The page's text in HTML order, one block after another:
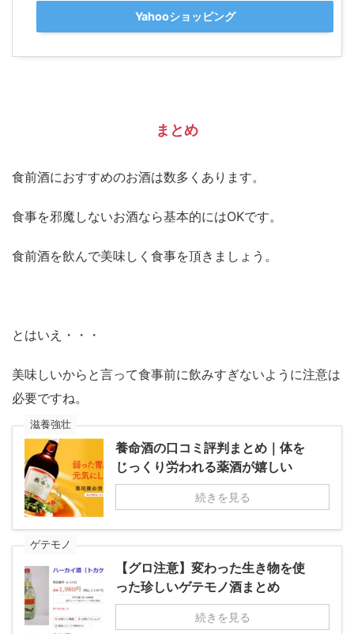
Yahooショッピング
まとめ
食前酒におすすめのお酒は数多くあります。
食事を邪魔しないお酒なら基本的にはOKです。
食前酒を飲んで美味しく食事を頂きましょう。
とはいえ・・・
美味しいからと言って食事前に飲みすぎないように注意は
必要ですね。
滋養強壮
養命酒の口コミ評判まとめ｜体を
じっくり労われる薬酒が嬉しい
続きを見る
ゲテモノ
【グロ注意】変わった生き物を使
った珍しいゲテモノ酒まとめ
続きを見る